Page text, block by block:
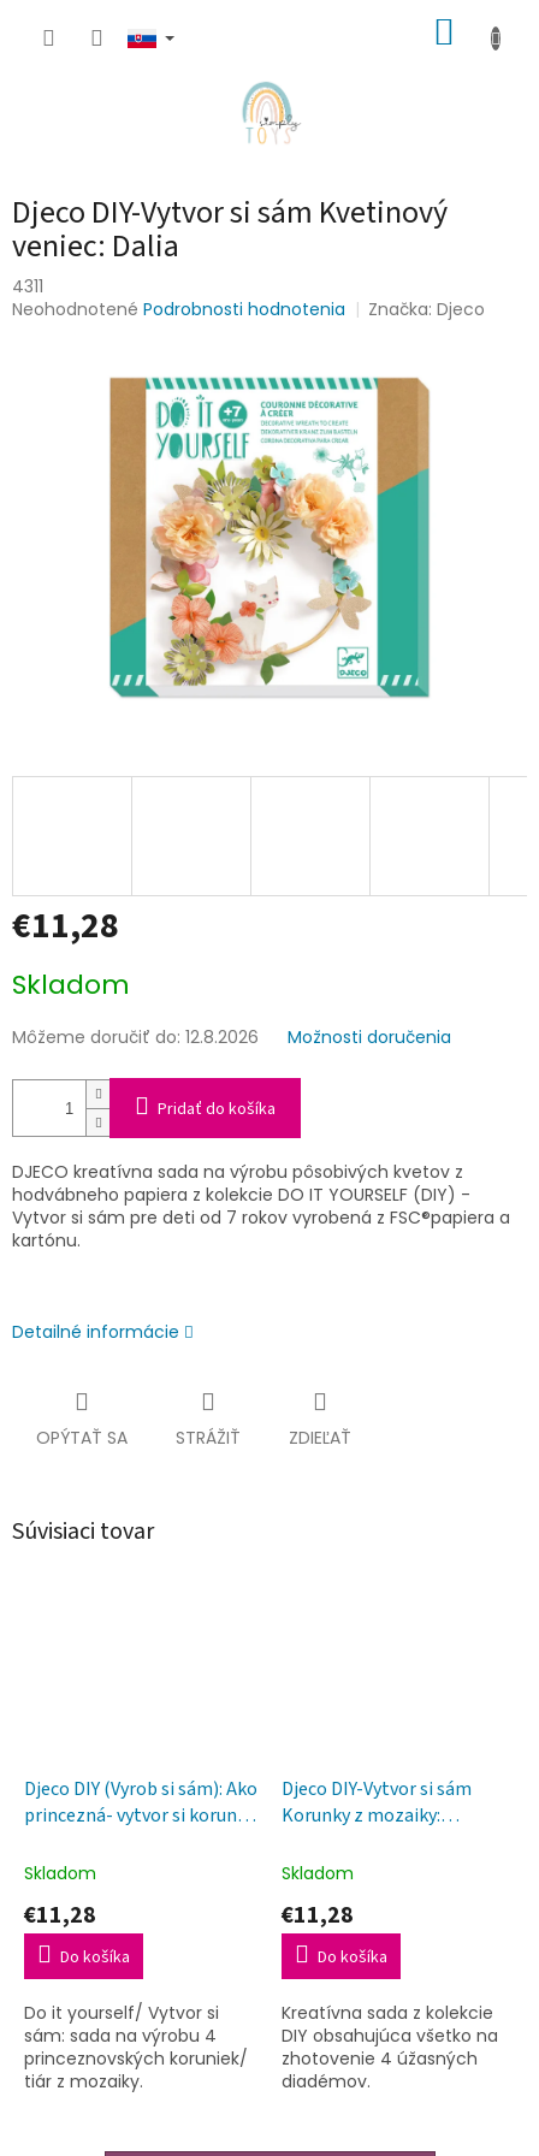
Djeco DIY-Vytvor si sám Kvetinový
veniec: Dalia
4311
Priemerné
Neohodnotené Podrobnosti hodnotenia Značka:Djeco
€11,28
cena:
Skladom
Môžeme doručiť do: 12.8.2026 Možnosti doručenia
Pridať do košíka
DJECO kreatívna sada na výrobu pôsobivých kvetov z
hodvábneho papiera z kolekcie DO IT YOURSELF (DIY) -
Vytvor si sám pre deti od 7 rokov vyrobená z FSC®papiera a
kartónu.
Detailné informácie
OPÝTAŤ SA STRÁŽIŤ ZDIEĽAŤ
Súvisiaci tovar
Djeco DIY (Vyrob si sám): Ako
princezná- vytvor si korunky
Skladom
€11,28
Do košíka
Do it yourself/ Vytvor si
sám: sada na výrobu 4
princeznovských koruniek/
tiár z mozaiky.
Djeco DIY-Vytvor si sám
Korunky z mozaiky:
Skladom
€11,28
Do košíka
Kreatívna sada z kolekcie
DIY obsahujúca všetko na
zhotovenie 4 úžasných
diadémov.